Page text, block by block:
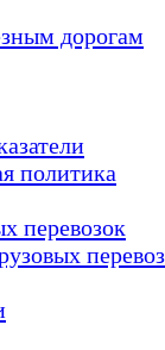
дорогам
политика
перевозок